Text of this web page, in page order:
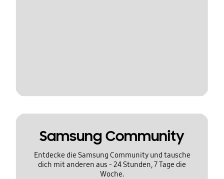
Samsung Community
Entdecke die Samsung Community und tausche
dich mit anderen aus - 24 Stunden, 7 Tage die
Woche.